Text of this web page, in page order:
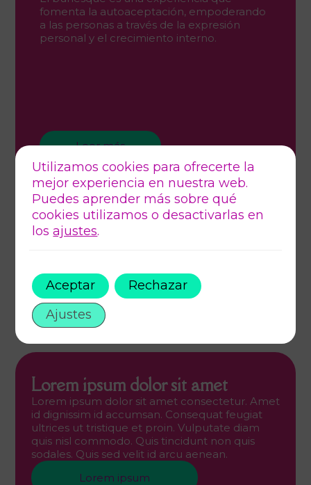
fomenta la autoaceptación, empoderando
a las personas a través de la expresión
personal y el crecimiento interno.
Leer más
Lorem ipsum dolor sit amet
Lorem ipsum dolor sit amet consectetur. Amet
id dignissim id accumsan. Consequat feugiat
ultrices ut tristique et proin. Vulputate diam
quis nisl commodo. Quis tincidunt non quis
sodales. Quis sed velit id arcu aenean.
Lorem ipsum
Utilizamos cookies para ofrecerte la
mejor experiencia en nuestra web.
Puedes aprender más sobre qué
cookies utilizamos o desactivarlas en
losajustes.
Aceptar
Rechazar
Ajustes